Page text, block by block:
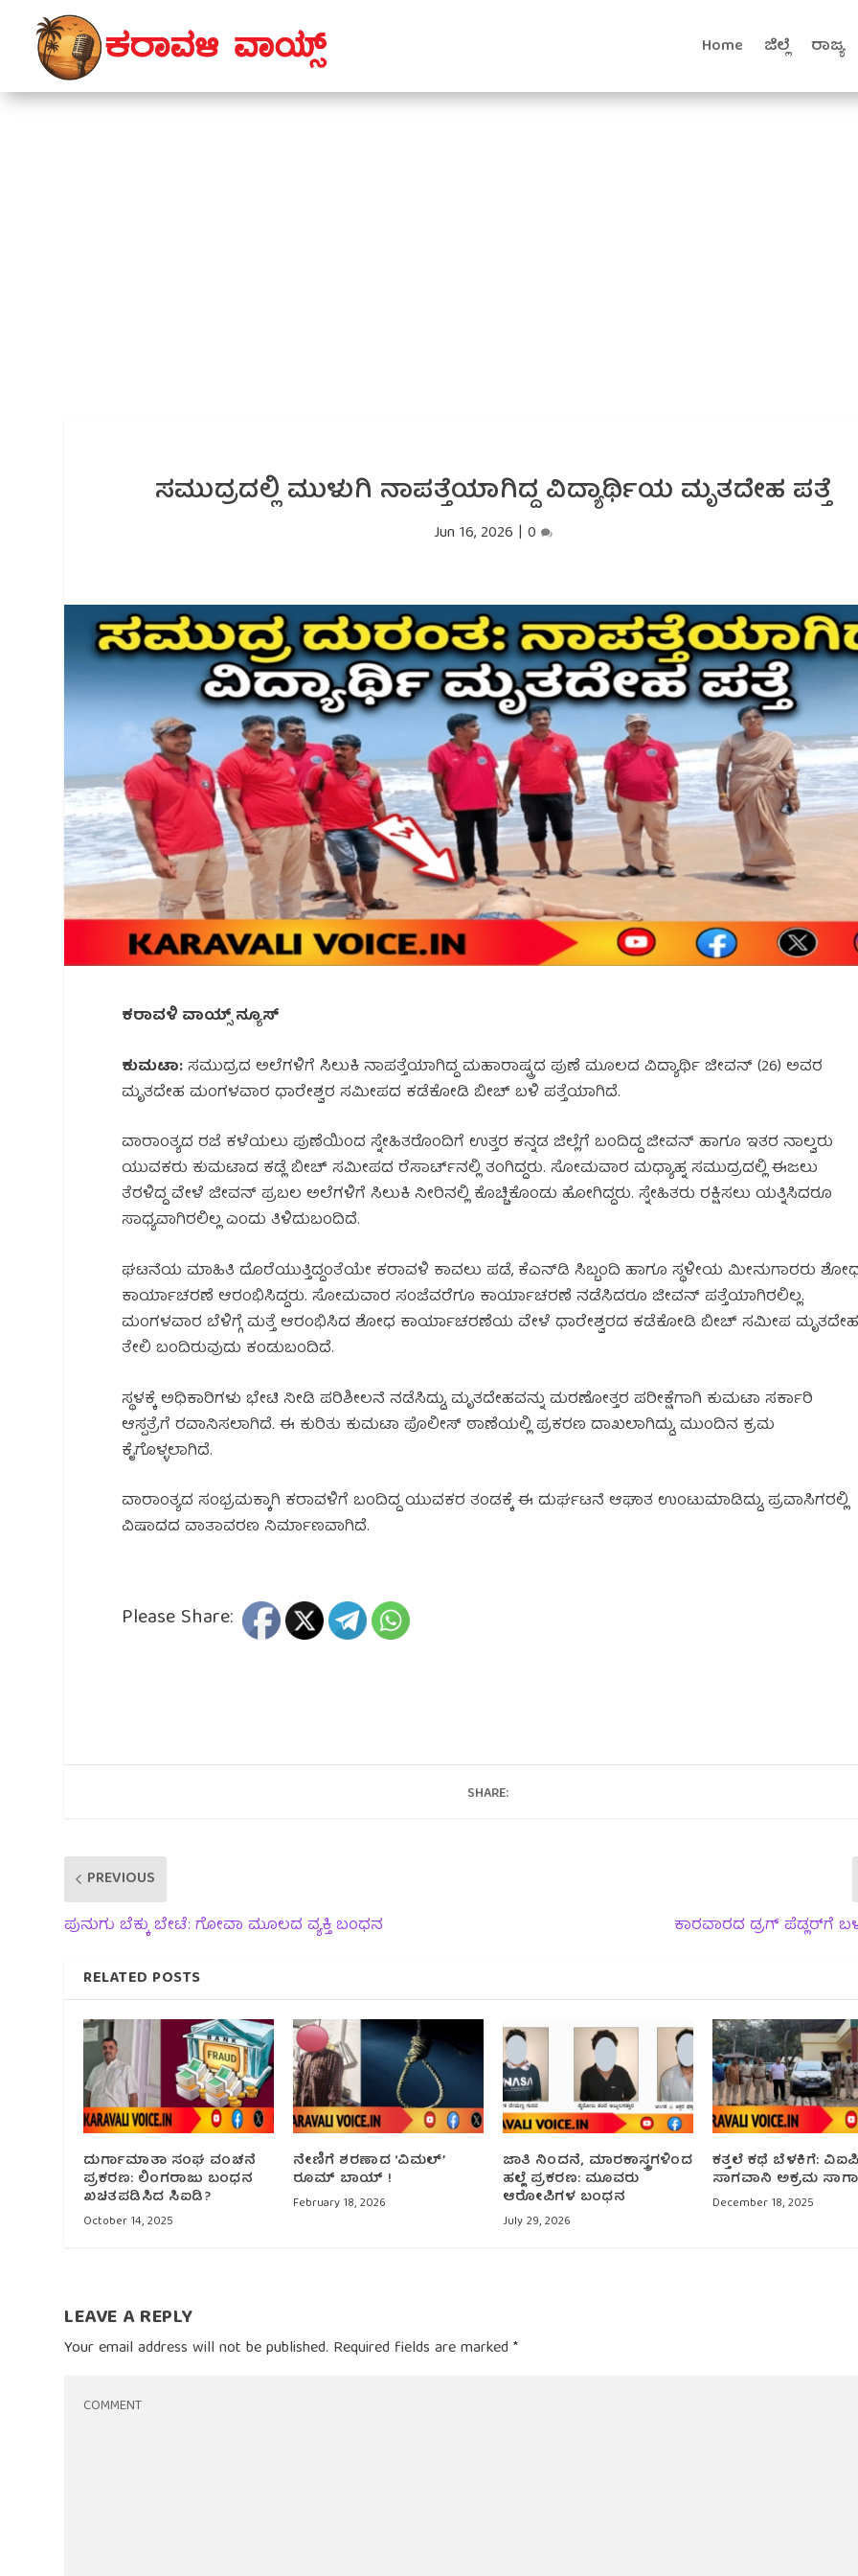
Home ಜಿಲ್ಲೆ ರಾಜ್ಯ
ಸಮುದ್ರದಲ್ಲಿ ಮುಳುಗಿ ನಾಪತ್ತೆಯಾಗಿದ್ದ ವಿದ್ಯಾರ್ಥಿಯ ಮೃತದೇಹ ಪತ್ತೆ
Jun 16, 2026 | 0
ಕರಾವಳಿ ವಾಯ್ಸ್ ನ್ಯೂಸ್
ಕುಮಟಾ:ಸಮುದ್ರದ ಅಲೆಗಳಿಗೆ ಸಿಲುಕಿ ನಾಪತ್ತೆಯಾಗಿದ್ದ ಮಹಾರಾಷ್ಟ್ರದ ಪುಣೆ ಮೂಲದ ವಿದ್ಯಾರ್ಥಿ ಜೀವನ್ (26) ಅವರ
ಮೃತದೇಹ ಮಂಗಳವಾರ ಧಾರೇಶ್ವರ ಸಮೀಪದ ಕಡೆಕೋಡಿ ಬೀಚ್ ಬಳಿ ಪತ್ತೆಯಾಗಿದೆ.
ವಾರಾಂತ್ಯದ ರಜೆ ಕಳೆಯಲು ಪುಣೆಯಿಂದ ಸ್ನೇಹಿತರೊಂದಿಗೆ ಉತ್ತರ ಕನ್ನಡ ಜಿಲ್ಲೆಗೆ ಬಂದಿದ್ದ ಜೀವನ್ ಹಾಗೂ ಇತರ ನಾಲ್ವರು
ಯುವಕರು ಕುಮಟಾದ ಕಡ್ಲೆ ಬೀಚ್ ಸಮೀಪದ ರೆಸಾರ್ಟ್‌ನಲ್ಲಿ ತಂಗಿದ್ದರು. ಸೋಮವಾರ ಮಧ್ಯಾಹ್ನ ಸಮುದ್ರದಲ್ಲಿ ಈಜಲು
ತೆರಳಿದ್ದ ವೇಳೆ ಜೀವನ್ ಪ್ರಬಲ ಅಲೆಗಳಿಗೆ ಸಿಲುಕಿ ನೀರಿನಲ್ಲಿ ಕೊಚ್ಚಿಕೊಂಡು ಹೋಗಿದ್ದರು. ಸ್ನೇಹಿತರು ರಕ್ಷಿಸಲು ಯತ್ನಿಸಿದರೂ
ಸಾಧ್ಯವಾಗಿರಲಿಲ್ಲ ಎಂದು ತಿಳಿದುಬಂದಿದೆ.
ಘಟನೆಯ ಮಾಹಿತಿ ದೊರೆಯುತ್ತಿದ್ದಂತೆಯೇ ಕರಾವಳಿ ಕಾವಲು ಪಡೆ, ಕೆಎನ್‌ಡಿ ಸಿಬ್ಬಂದಿ ಹಾಗೂ ಸ್ಥಳೀಯ ಮೀನುಗಾರರು
ಕಾರ್ಯಾಚರಣೆ ಆರಂಭಿಸಿದ್ದರು. ಸೋಮವಾರ ಸಂಜೆವರೆಗೂ ಕಾರ್ಯಾಚರಣೆ ನಡೆಸಿದರೂ ಜೀವನ್ ಪತ್ತೆಯಾಗಿರಲಿಲ್ಲ.
ಮಂಗಳವಾರ ಬೆಳಿಗ್ಗೆ ಮತ್ತೆ ಆರಂಭಿಸಿದ ಶೋಧ ಕಾರ್ಯಾಚರಣೆಯ ವೇಳೆ ಧಾರೇಶ್ವರದ ಕಡೆಕೋಡಿ ಬೀಚ್ ಸಮೀಪ
ತೇಲಿ ಬಂದಿರುವುದು ಕಂಡುಬಂದಿದೆ.
ಸ್ಥಳಕ್ಕೆ ಅಧಿಕಾರಿಗಳು ಭೇಟಿ ನೀಡಿ ಪರಿಶೀಲನೆ ನಡೆಸಿದ್ದು, ಮೃತದೇಹವನ್ನು ಮರಣೋತ್ತರ ಪರೀಕ್ಷೆಗಾಗಿ ಕುಮಟಾ ಸರ್ಕಾರಿ
ಆಸ್ಪತ್ರೆಗೆ ರವಾನಿಸಲಾಗಿದೆ. ಈ ಕುರಿತು ಕುಮಟಾ ಪೊಲೀಸ್ ಠಾಣೆಯಲ್ಲಿ ಪ್ರಕರಣ ದಾಖಲಾಗಿದ್ದು, ಮುಂದಿನ ಕ್ರಮ
ಕೈಗೊಳ್ಳಲಾಗಿದೆ.
ವಾರಾಂತ್ಯದ ಸಂಭ್ರಮಕ್ಕಾಗಿ ಕರಾವಳಿಗೆ ಬಂದಿದ್ದ ಯುವಕರ ತಂಡಕ್ಕೆ ಈ ದುರ್ಘಟನೆ ಆಘಾತ ಉಂಟುಮಾಡಿದ್ದು, ಪ್ರವಾಸಿಗರಲ್ಲಿ
ವಿಷಾದದ ವಾತಾವರಣ ನಿರ್ಮಾಣವಾಗಿದೆ.
Please Share:
SHARE:
PREVIOUS
ಪುನುಗು ಬೆಕ್ಕು ಬೇಟೆ: ಗೋವಾ ಮೂಲದ ವ್ಯಕ್ತಿ ಬಂಧನ
ಕಾರವಾರದ ಡ್ರಗ್ ಪೆಡ್ಲರ್‌ಗೆ
RELATED POSTS
ದುರ್ಗಾಮಾತಾ ಸಂಘ ವಂಚನೆ
ಪ್ರಕರಣ: ಲಿಂಗರಾಜು ಬಂಧನ
ಖಚಿತಪಡಿಸಿದ ಸಿಐಡಿ?
October 14, 2025
ನೇಣಿಗೆ ಶರಣಾದ ‘ವಿಮಲ್’
ರೂಮ್ ಬಾಯ್ !
February 18, 2026
ಜಾತಿ ನಿಂದನೆ, ಮಾರಕಾಸ್ತ್ರಗಳಿಂದ
ಹಲ್ಲೆ ಪ್ರಕರಣ: ಮೂವರು
ಆರೋಪಿಗಳ ಬಂಧನ
July 29, 2026
ಕತ್ತಲೆ ಕಥೆ ಬೆಳಕಿಗೆ:
ಸಾಗವಾನಿ ಅಕ್ರಮ
December 18, 2025
LEAVE A REPLY
Your email address will not be published. Required fields are marked*